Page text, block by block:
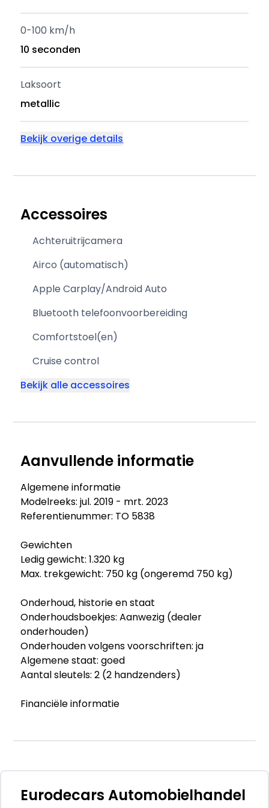
0-100 km/h
10 seconden
Laksoort
metallic
Bekijk overige details
Accessoires
Achteruitrijcamera
Airco (automatisch)
Apple Carplay/Android Auto
Bluetooth telefoonvoorbereiding
Comfortstoel(en)
Cruise control
Bekijk alle accessoires
Aanvullende informatie
Algemene informatie
Modelreeks: jul. 2019 - mrt. 2023
Referentienummer: TO 5838
Gewichten
Ledig gewicht: 1.320 kg
Max. trekgewicht: 750 kg (ongeremd 750 kg)
Onderhoud, historie en staat
Onderhoudsboekjes: Aanwezig (dealer
onderhouden)
Onderhouden volgens voorschriften: ja
Algemene staat: goed
Aantal sleutels: 2 (2 handzenders)
Financiële informatie
- Autotrust | Instap Garantie (€ 195): Wat is een
Autotrust Instap Garantie? De Instap Garantie
is afsluitbaar tot 12 jaar en 200.000 kilometer.
Eurodecars Automobielhandel